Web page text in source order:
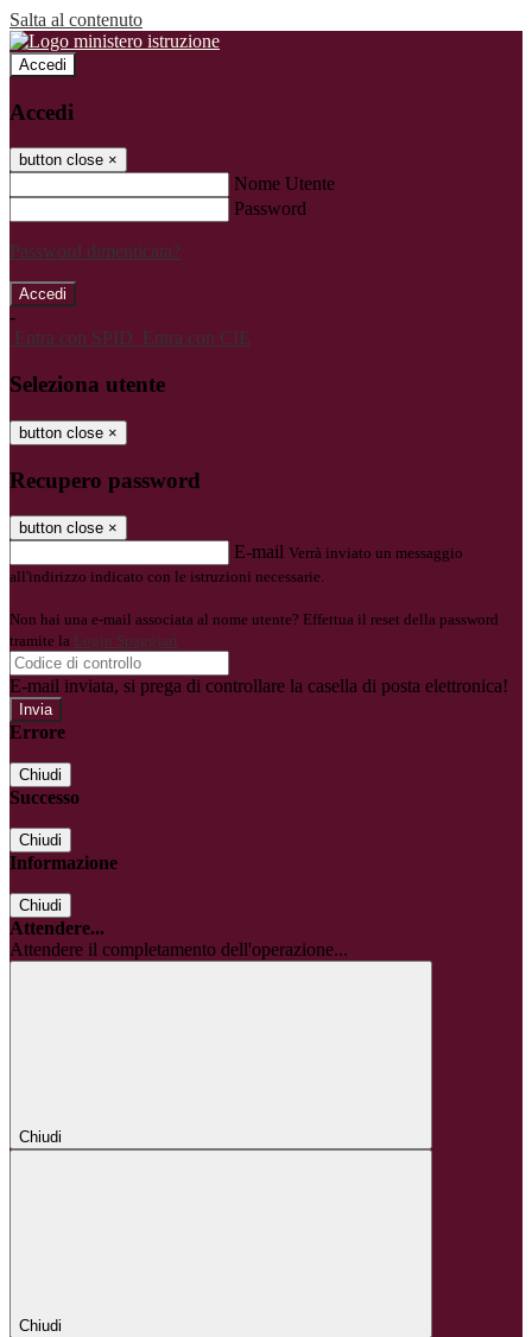
Salta al contenuto
Accedi
Accedi
button close ×
Nome Utente
Password
Password dimenticata?
-
Entra con SPID Entra con CIE
Seleziona utente
button close ×
Recupero password
button close ×
E-mail Verrà inviato un messaggio
all'indirizzo indicato con le istruzioni necessarie.
Non hai una e-mail associata al nome utente? Effettua il reset della password
tramite la Login Spaggiari
E-mail inviata, si prega di controllare la casella di posta elettronica!
Errore
Chiudi
Successo
Chiudi
Informazione
Chiudi
Attendere...
Attendere il completamento dell'operazione...
Chiudi
Chiudi